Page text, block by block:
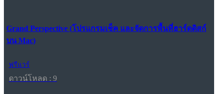
Grand Perspective (โปรแกรมเช็ค และจัดการพื้นที่ฮาร์ดดิสก์
บน Mac)
ฟรีแวร์
ดาวน์โหลด : 9